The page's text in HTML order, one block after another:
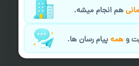
هم انجام میشه.
وهمهپیام رسان ها.